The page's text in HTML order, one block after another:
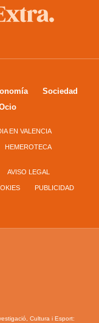
Sociedad
EN VALENCIA
HEMEROTECA
AVISO LEGAL
PUBLICIDAD
Cultura i Esport: